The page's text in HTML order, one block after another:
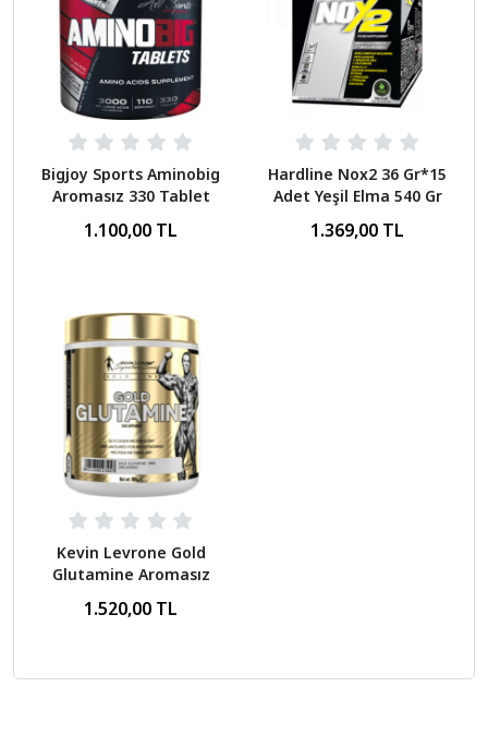
Bigjoy Sports Aminobig
Aromasız 330 Tablet
1.100,00 TL
Hardline Nox2 36 Gr*15
Adet Yeşil Elma 540 Gr
1.369,00 TL
Kevin Levrone Gold
Glutamine Aromasız
1.520,00 TL